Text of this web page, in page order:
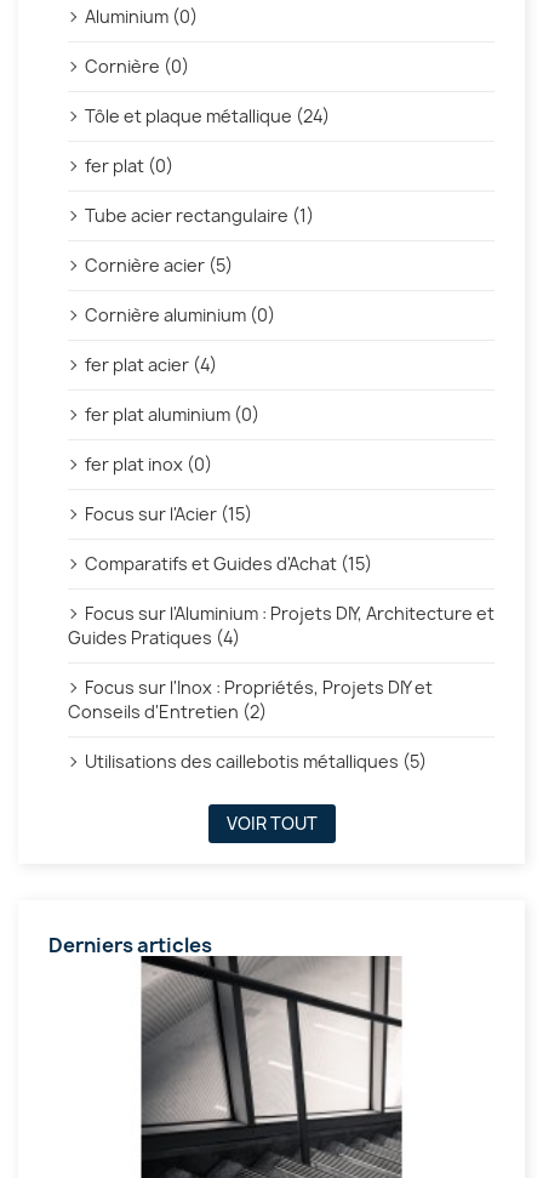
Aluminium (0)
Cornière (0)
Tôle et plaque métallique (24)
fer plat (0)
Tube acier rectangulaire (1)
Cornière acier (5)
Cornière aluminium (0)
fer plat acier (4)
fer plat aluminium (0)
fer plat inox (0)
Focus sur l'Acier (15)
Comparatifs et Guides d'Achat (15)
Focus sur l'Aluminium : Projets DIY, Architecture et
Guides Pratiques (4)
Focus sur l'Inox : Propriétés, Projets DIY et
Conseils d'Entretien (2)
Utilisations des caillebotis métalliques (5)
VOIR TOUT
Derniers articles